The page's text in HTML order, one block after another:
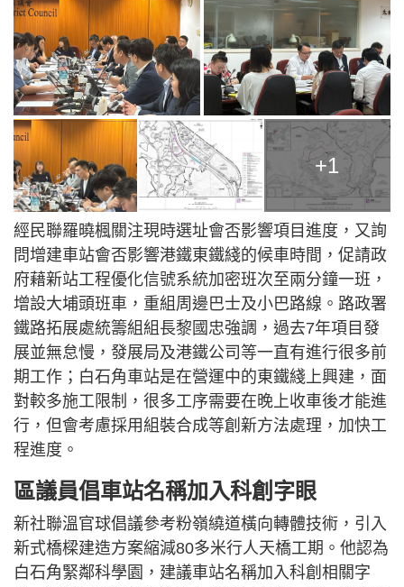
+1
經民聯羅曉楓關注現時選址會否影響項目進度，又詢
問增建車站會否影響港鐵東鐵綫的候車時間，促請政
府藉新站工程優化信號系統加密班次至兩分鐘一班，
增設大埔頭班車，重組周邊巴士及小巴路線。路政署
鐵路拓展處統籌組組長黎國忠強調，過去7年項目發
展並無怠慢，發展局及港鐵公司等一直有進行很多前
期工作；白石角車站是在營運中的東鐵綫上興建，面
對較多施工限制，很多工序需要在晚上收車後才能進
行，但會考慮採用組裝合成等創新方法處理，加快工
程進度。
區議員倡車站名稱加入科創字眼
新社聯溫官球倡議參考粉嶺繞道橫向轉體技術，引入
新式橋樑建造方案縮減80多米行人天橋工期。他認為
白石角緊鄰科學園，建議車站名稱加入科創相關字